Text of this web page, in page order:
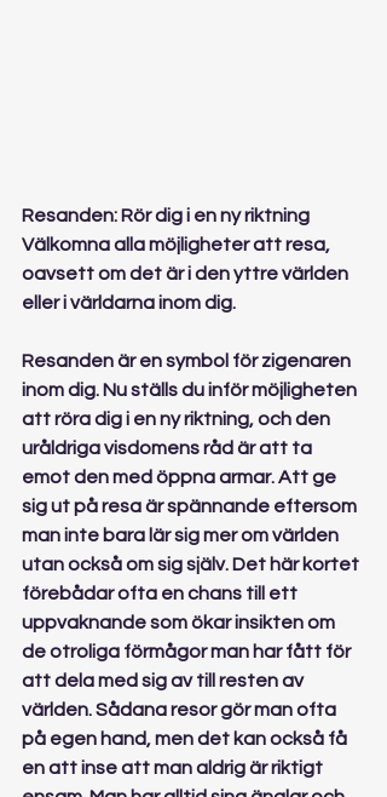
Resanden: Rör dig i en ny riktning
Välkomna alla möjligheter att resa,
oavsett om det är i den yttre världen
eller i världarna inom dig.
Resanden är en symbol för zigenaren
inom dig. Nu ställs du inför möjligheten
att röra dig i en ny riktning, och den
uråldriga visdomens råd är att ta
emot den med öppna armar. Att ge
sig ut på resa är spännande eftersom
man inte bara lär sig mer om världen
utan också om sig själv. Det här kortet
förebådar ofta en chans till ett
uppvaknande som ökar insikten om
de otroliga förmågor man har fått för
att dela med sig av till resten av
världen. Sådana resor gör man ofta
på egen hand, men det kan också få
en att inse att man aldrig är riktigt